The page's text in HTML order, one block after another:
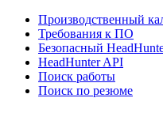
Производственный
Требования к ПО
Безопасный
HeadHunter API
Поиск работы
Поиск по резюме